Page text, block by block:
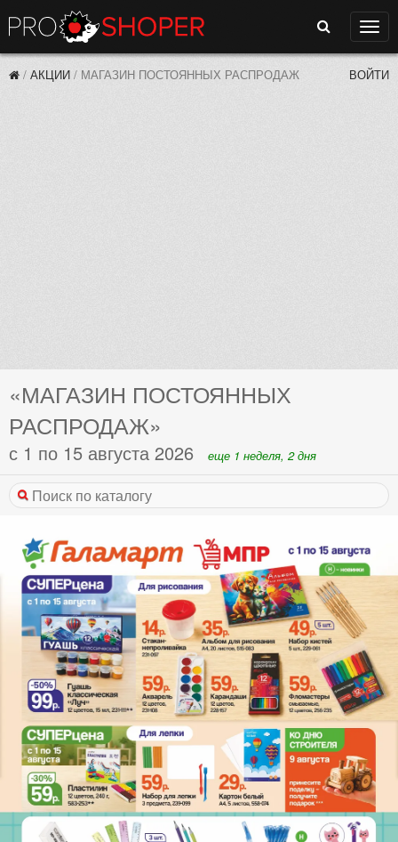
Поиск
/ АКЦИИ / МАГАЗИН ПОСТОЯННЫХ РАСПРОДАЖ ВОЙТИ
«МАГАЗИН ПОСТОЯННЫХ
РАСПРОДАЖ»
с 1 по 15 августа 2026 еще 1 неделя, 2 дня